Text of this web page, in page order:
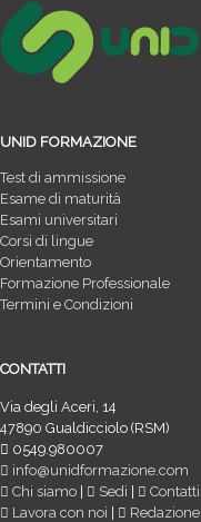
UNID FORMAZIONE
Test di ammissione
Esame di maturità
Esami universitari
Corsi di lingue
Orientamento
Formazione Professionale
Termini e Condizioni
CONTATTI
Via degli Aceri, 14
47890 Gualdicciolo (RSM)
0549.980007
info@unidformazione.com
Chi siamo
Sedi
Contatti
Lavora con noi
Redazione